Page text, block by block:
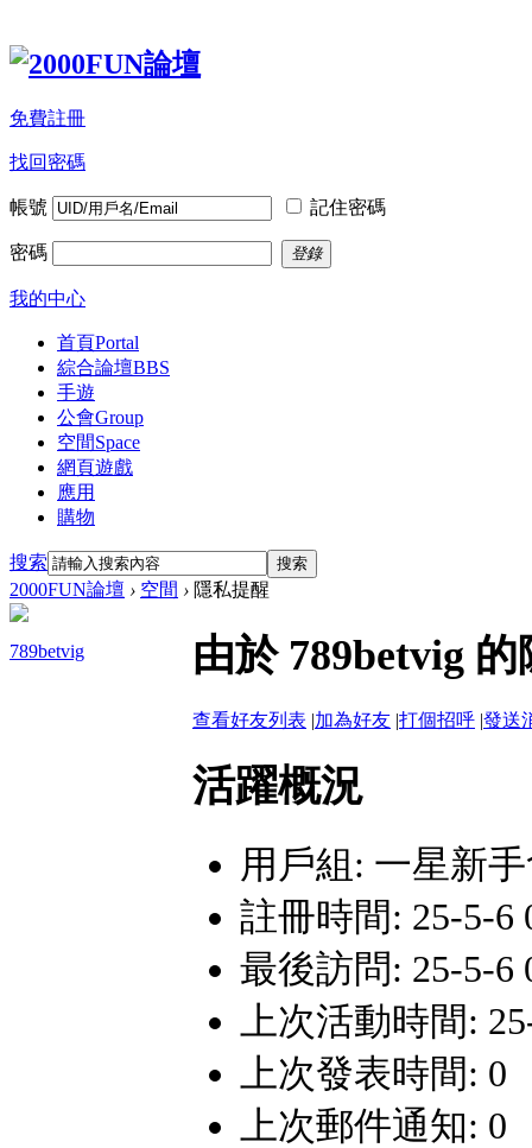
免費註冊
找回密碼
帳號 記住密碼
密碼 登錄
我的中心
首頁Portal
綜合論壇BBS
手遊
公會Group
空間Space
網頁遊戲
應用
購物
搜索 搜索
2000FUN論壇 › 空間 › 隱私提醒
789betvig 由於 789betvig
查看好友列表 |加為好友 |打個招呼 |發送
活躍概況
用戶組: 一星新
註冊時間: 25-5-6
最後訪問: 25-5-6
上次活動時間:
上次發表時間: 0
上次郵件通知: 0